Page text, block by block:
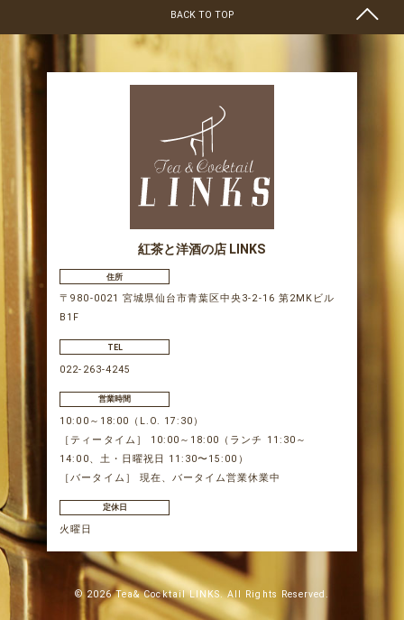
BACK TO TOP
紅茶と洋酒の店 LINKS
住所
〒980-0021 宮城県仙台市青葉区中央3-2-16 第2MKビル
B1F
TEL
022-263-4245
営業時間
10:00～18:00（L.O. 17:30）
［ティータイム］ 10:00～18:00（ランチ 11:30～
14:00、土・日曜祝日 11:30〜15:00）
［バータイム］ 現在、バータイム営業休業中
定休日
火曜日
© 2026 Tea& Cocktail LINKS. All Rights Reserved.